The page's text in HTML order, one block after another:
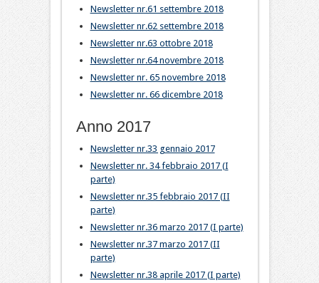
Newsletter nr.61 settembre 2018
Newsletter nr.62 settembre 2018
Newsletter nr.63 ottobre 2018
Newsletter nr.64 novembre 2018
Newsletter nr. 65 novembre 2018
Newsletter nr. 66 dicembre 2018
Anno 2017
Newsletter nr.33 gennaio 2017
Newsletter nr. 34 febbraio 2017 (I
parte)
Newsletter nr.35 febbraio 2017 (II
parte)
Newsletter nr.36 marzo 2017 (I parte)
Newsletter nr.37 marzo 2017 (II
parte)
Newsletter nr.38 aprile 2017 (I parte)